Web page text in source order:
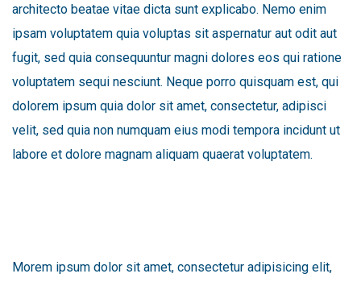
architecto beatae vitae dicta sunt explicabo. Nemo enim
ipsam voluptatem quia voluptas sit aspernatur aut odit aut
fugit, sed quia consequuntur magni dolores eos qui ratione
voluptatem sequi nesciunt. Neque porro quisquam est, qui
dolorem ipsum quia dolor sit amet, consectetur, adipisci
velit, sed quia non numquam eius modi tempora incidunt ut
labore et dolore magnam aliquam quaerat voluptatem.
Morem ipsum dolor sit amet, consectetur adipisicing elit,